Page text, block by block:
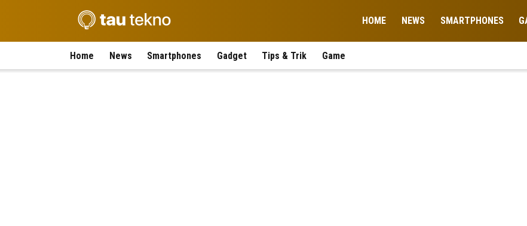
HOME NEWS SMARTPHONES
Home News Smartphones Gadget Tips & Trik Game